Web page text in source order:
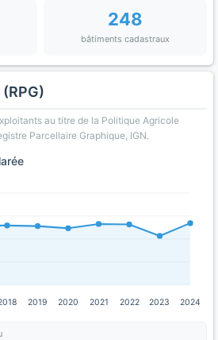
248
bâtiments cadastraux
au titre de la Politique Agricole
Parcellaire Graphique, IGN.
2019 2020 2021 2022 2023 2024